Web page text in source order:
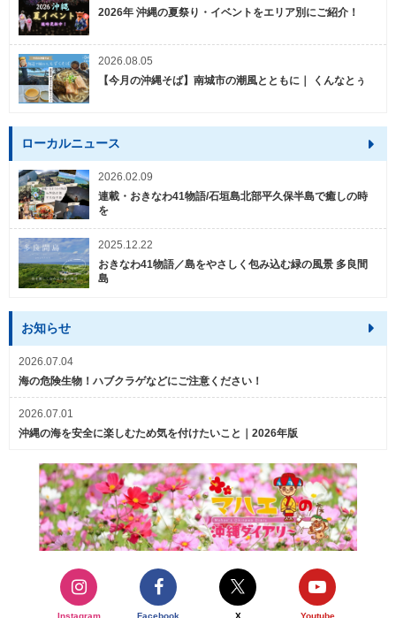
2026年 沖縄の夏祭り・イベントをエリア別にご紹介！
2026.08.05
【今月の沖縄そば】南城市の潮風とともに｜ くんなとぅ
ローカルニュース
2026.02.09
連載・おきなわ41物語/石垣島北部平久保半島で癒しの時
を
2025.12.22
おきなわ41物語／島をやさしく包み込む緑の風景 多良間
島
お知らせ
2026.07.04
海の危険生物！ハブクラゲなどにご注意ください！
2026.07.01
沖縄の海を安全に楽しむため気を付けたいこと｜2026年版
Instagram Facebook X Youtube